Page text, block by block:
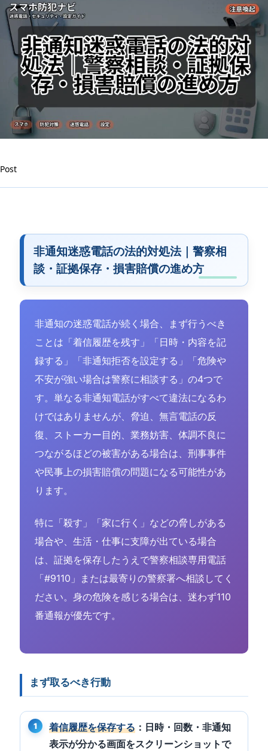
償
の
Post
非通知迷惑電話の法的対処法｜警察相
談・証拠保存・損害賠償の進め方
非通知の迷惑電話が続く場合、まず行うべき
ことは「着信履歴を残す」「日時・内容を記
録する」「非通知拒否を設定する」「危険や
不安が強い場合は警察に相談する」の4つで
す。単なる非通知電話がすべて違法になるわ
けではありませんが、脅迫、無言電話の反
復、ストーカー目的、業務妨害、体調不良に
つながるほどの被害がある場合は、刑事事件
や民事上の損害賠償の問題になる可能性があ
ります。
特に「殺す」「家に行く」などの脅しがある
場合や、生活・仕事に支障が出ている場合
は、証拠を保存したうえで警察相談専用電話
「#9110」または最寄りの警察署へ相談してく
ださい。身の危険を感じる場合は、迷わず110
番通報が優先です。
まず取るべき行動
着信履歴を保存する ：日時・回数・非通知
表示が分かる画面をスクリーンショットで